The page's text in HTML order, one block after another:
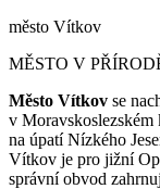
město Vítkov
MĚSTO V
Město Vítkov se
v
na úpatí Nízkého
Vítkov je pro jižní
správní obvod